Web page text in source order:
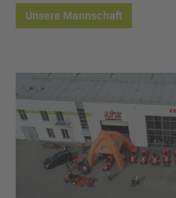
Unsere Mannschaft